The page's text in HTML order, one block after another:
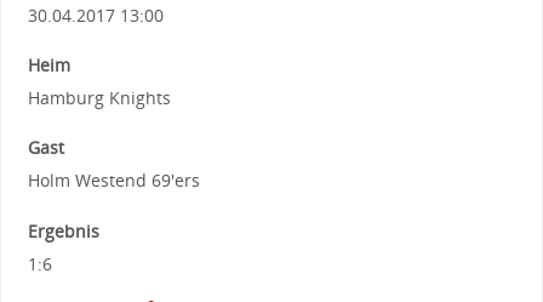
30.04.2017 13:00
Heim
Hamburg Knights
Gast
Holm Westend 69'ers
Ergebnis
1:6